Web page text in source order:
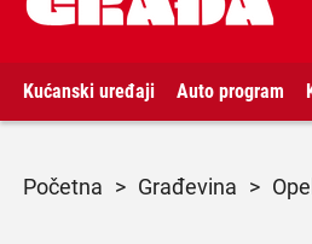
Kućanski uređaji Auto program
početna > građevina >